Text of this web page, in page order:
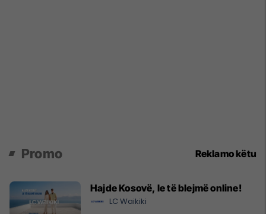
Promo Reklamo këtu
Hajde Kosovë, le të blejmë online!
LC Waikiki